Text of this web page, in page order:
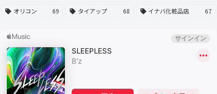
オリコン
69 タイアップ 68 イナバ化粧品店 67